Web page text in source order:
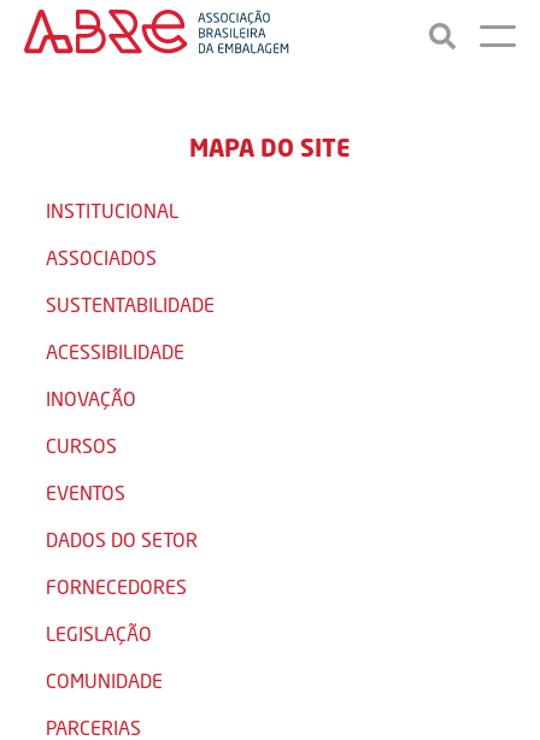
MAPA DO SITE
INSTITUCIONAL
ASSOCIADOS
SUSTENTABILIDADE
ACESSIBILIDADE
INOVAÇÃO
CURSOS
EVENTOS
DADOS DO SETOR
FORNECEDORES
LEGISLAÇÃO
COMUNIDADE
PARCERIAS